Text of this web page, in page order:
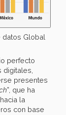
datos Global
perfecto
presentes
”, que ha
la
con base